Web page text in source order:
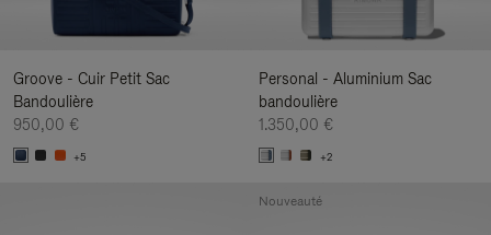
Groove - Cuir Petit Sac
Bandoulière
950,00 €
+5
Personal - Aluminium Sac
bandoulière
1.350,00 €
+2
Nouveauté